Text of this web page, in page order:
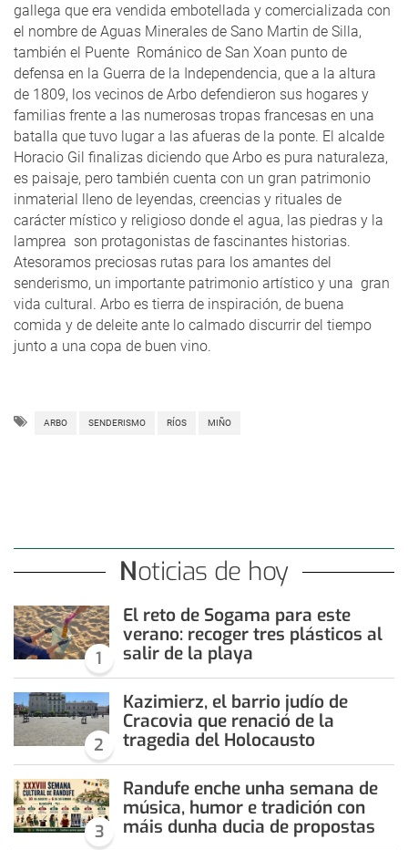
gallega que era vendida embotellada y comercializada con
el nombre de Aguas Minerales de Sano Martin de Silla,
también el Puente Románico de San Xoan punto de
defensa en la Guerra de la Independencia, que a la altura
de 1809, los vecinos de Arbo defendieron sus hogares y
familias frente a las numerosas tropas francesas en una
batalla que tuvo lugar a las afueras de la ponte. El alcalde
Horacio Gil finalizas diciendo que Arbo es pura naturaleza,
es paisaje, pero también cuenta con un gran patrimonio
inmaterial lleno de leyendas, creencias y rituales de
carácter místico y religioso donde el agua, las piedras y la
lamprea son protagonistas de fascinantes historias.
Atesoramos preciosas rutas para los amantes del
senderismo, un importante patrimonio artístico y una gran
vida cultural. Arbo es tierra de inspiración, de buena
comida y de deleite ante lo calmado discurrir del tiempo
junto a una copa de buen vino.
ARBO SENDERISMO RÍOS MIÑO
Noticias de hoy
1
El reto de Sogama para este
verano: recoger tres plásticos al
salir de la playa
2
Kazimierz, el barrio judío de
Cracovia que renació de la
tragedia del Holocausto
3
Randufe enche unha semana de
música, humor e tradición con
máis dunha ducia de propostas